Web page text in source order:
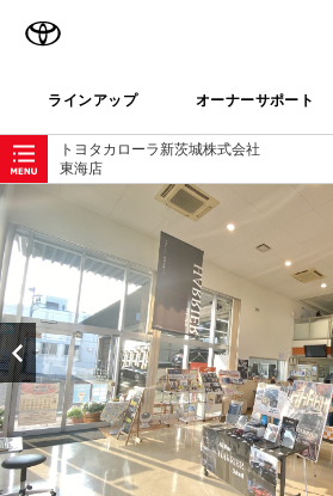
ラインアップ オーナーサポート
トヨタカローラ新茨城株式会社
東海店
ローカルナビゲーション